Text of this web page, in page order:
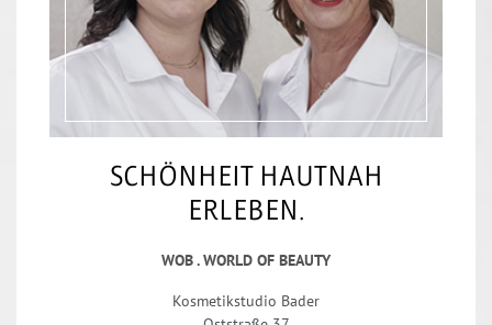
SCHÖNHEIT HAUTNAH
ERLEBEN.
WOB . WORLD OF BEAUTY
Kosmetikstudio Bader